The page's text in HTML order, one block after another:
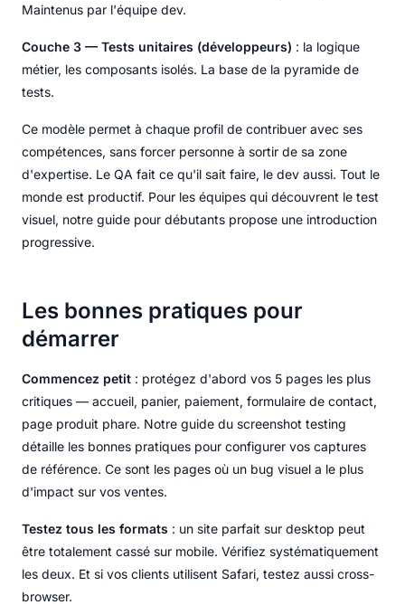
Maintenus par l'équipe dev.
Couche 3 — Tests unitaires (développeurs) : la logique
métier, les composants isolés. La base de la pyramide de
tests.
Ce modèle permet à chaque profil de contribuer avec ses
compétences, sans forcer personne à sortir de sa zone
d'expertise. Le QA fait ce qu'il sait faire, le dev aussi. Tout le
monde est productif. Pour les équipes qui découvrent le test
visuel, notre guide pour débutants propose une introduction
progressive.
Les bonnes pratiques pour
démarrer
Commencez petit : protégez d'abord vos 5 pages les plus
critiques — accueil, panier, paiement, formulaire de contact,
page produit phare. Notre guide du screenshot testing
détaille les bonnes pratiques pour configurer vos captures
de référence. Ce sont les pages où un bug visuel a le plus
d'impact sur vos ventes.
Testez tous les formats : un site parfait sur desktop peut
être totalement cassé sur mobile. Vérifiez systématiquement
les deux. Et si vos clients utilisent Safari, testez aussi cross-
browser.